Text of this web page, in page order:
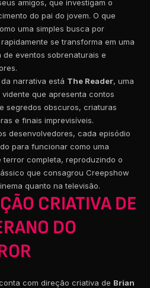
amigos, que investigam o
do pai do jovem. O que
uma simples busca por
se transforma em uma
de eventos sobrenaturais e
narrativa está The Reader, uma
vidente que apresenta contos
segredos obscuros, criaturas
e finais imprevisíveis.
desenvolvedores, cada episódio
para funcionar como uma
terror completa, reproduzindo o
que consagrou Creepshow
quanto na televisão.
CRIATIVA DE
DO
com direção criativa de Brian